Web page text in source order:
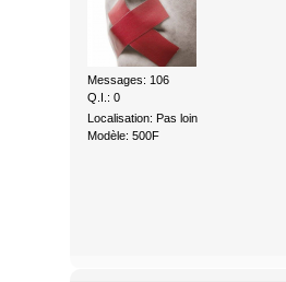
Messages: 106
Q.I.: 0
Localisation: Pas loin
Modèle: 500F